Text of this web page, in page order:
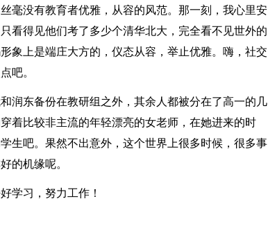
毫没有教育者优雅，从容的风范。那一刻，我心里安
看得见他们考了多少个清华北大，完全看不见世外的
象上是端庄大方的，仪态从容，举止优雅。嗨，社交
吧。
润东备份在教研组之外，其余人都被分在了高一的几
着比较非主流的年轻漂亮的女老师，在她进来的时
生吧。果然不出意外，这个世界上很多时候，很多事
的机缘呢。
学习，努力工作！